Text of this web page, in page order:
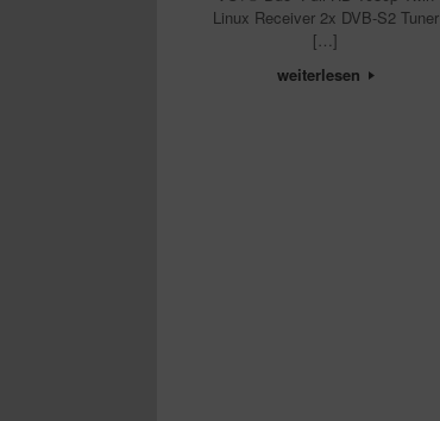
Linux Receiver 2x DVB-S2 Tuner
[…]
weiterlesen